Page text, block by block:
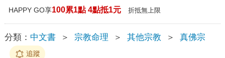
HAPPY GO享100累1點 4點抵1元 折抵無上限
分類： 中文書 ＞ 宗教命理 ＞ 其他宗教 ＞ 真佛宗
追蹤